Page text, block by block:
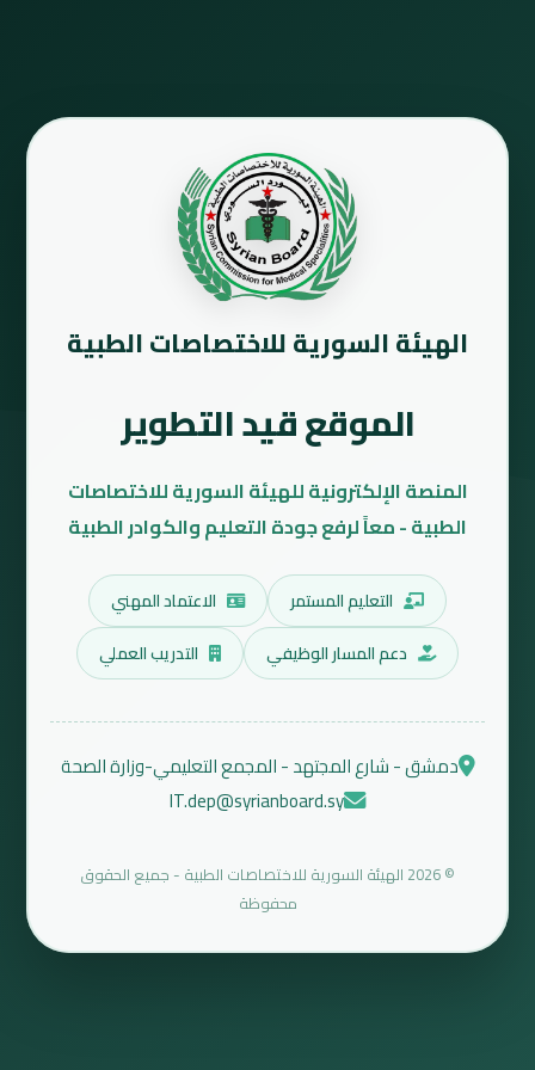
الهيئة السورية للاختصاصات الطبية
الموقع قيد التطوير
المنصة الإلكترونية للهيئة السورية للاختصاصات
الطبية - معاً لرفع جودة التعليم والكوادر الطبية
التعليم المستمر
الاعتماد المهني
دعم المسار الوظيفي
التدريب العملي
دمشق - شارع المجتهد - المجمع التعليمي-وزارة الصحة
IT.dep@syrianboard.sy
© 2026 الهيئة السورية للاختصاصات الطبية - جميع الحقوق
محفوظة